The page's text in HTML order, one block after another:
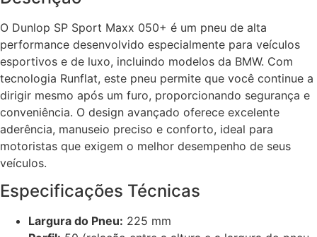
O Dunlop SP Sport Maxx 050+ é um pneu de alta
performance desenvolvido especialmente para veículos
esportivos e de luxo, incluindo modelos da BMW. Com
tecnologia Runflat, este pneu permite que você continue a
dirigir mesmo após um furo, proporcionando segurança e
conveniência. O design avançado oferece excelente
aderência, manuseio preciso e conforto, ideal para
motoristas que exigem o melhor desempenho de seus
veículos.
Especificações Técnicas
Largura do Pneu: 225 mm